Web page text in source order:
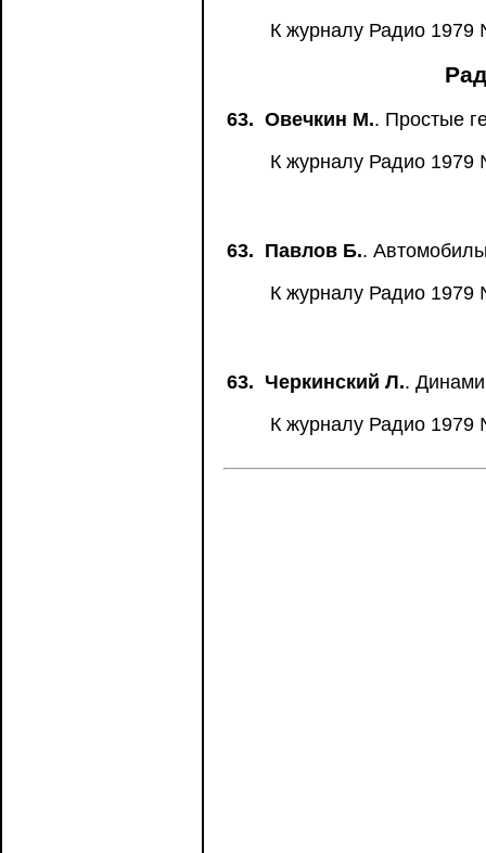
К журналу Радио
63. Овечкин М.. Простые
К журналу Радио 1979
63. Павлов Б..
К журналу Радио 1979
63. Черкинский Л..
К журналу Радио 1979